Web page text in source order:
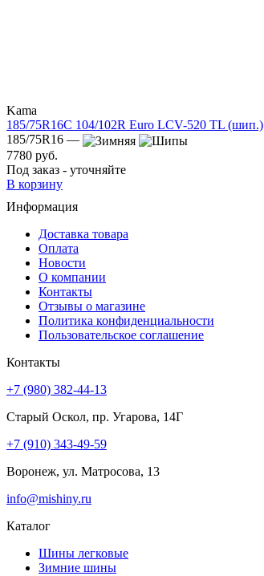
Kama
185/75R16C 104/102R Euro LCV-520 TL (шип.)
185/75R16 —
7780 руб.
Под заказ - уточняйте
В корзину
Информация
Доставка товара
Оплата
Новости
О компании
Контакты
Отзывы о магазине
Политика конфиденциальности
Пользовательское соглашение
Контакты
+7 (980) 382-44-13
Старый Оскол, пр. Угарова, 14Г
+7 (910) 343-49-59
Воронеж, ул. Матросова, 13
info@mishiny.ru
Каталог
Шины легковые
Зимние шины